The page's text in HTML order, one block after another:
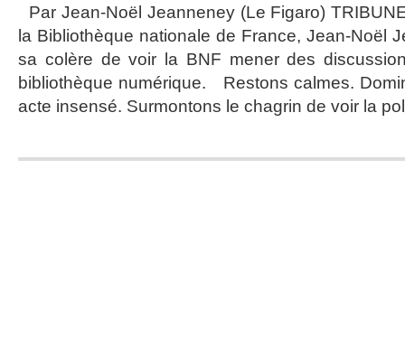
Google
tête-
à-
Par Jean-Noël Jeanneney (Le Figaro)
la Bibliothèque nationale de France, Jean-Noël
sa colère de voir la BNF mener des
bibliothèque numérique. Restons calmes.
acte insensé. Surmontons le chagrin de voir la